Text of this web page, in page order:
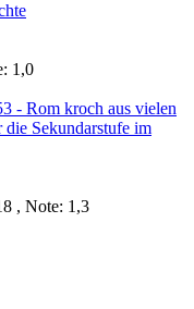
1,0
- Rom kroch aus vielen
Sekundarstufe im
, Note: 1,3